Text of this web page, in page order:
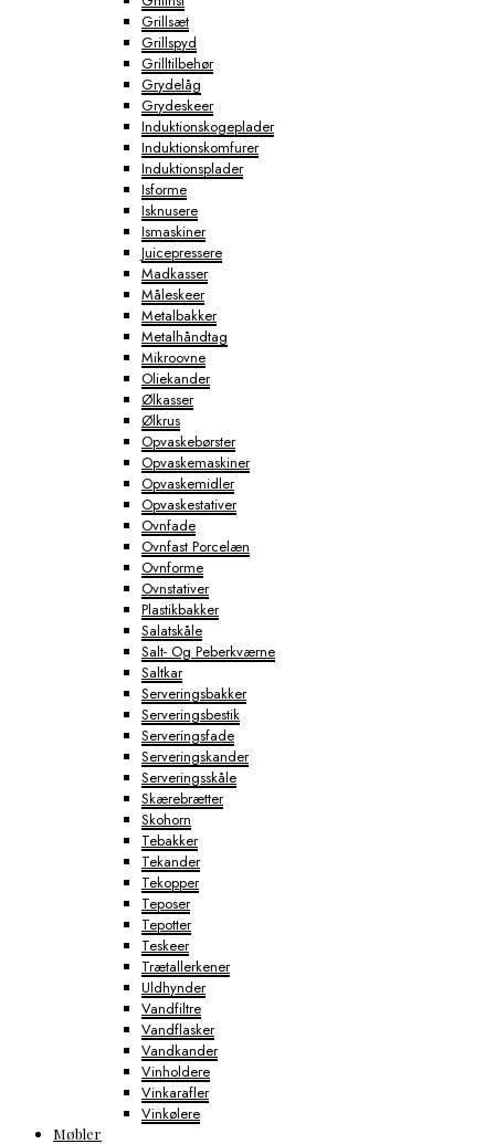
Grillsæt
Grillspyd
Grilltilbehør
Grydelåg
Grydeskeer
Induktionskogeplader
Induktionskomfurer
Induktionsplader
Isforme
Isknusere
Ismaskiner
Juicepressere
Madkasser
Måleskeer
Metalbakker
Metalhåndtag
Mikroovne
Oliekander
Ølkasser
Ølkrus
Opvaskebørster
Opvaskemaskiner
Opvaskemidler
Opvaskestativer
Ovnfade
Ovnfast Porcelæn
Ovnforme
Ovnstativer
Plastikbakker
Salatskåle
Salt- Og Peberkværne
Saltkar
Serveringsbakker
Serveringsbestik
Serveringsfade
Serveringskander
Serveringsskåle
Skærebrætter
Skohorn
Tebakker
Tekander
Tekopper
Teposer
Tepotter
Teskeer
Trætallerkener
Uldhynder
Vandfiltre
Vandflasker
Vandkander
Vinholdere
Vinkarafler
Vinkølere
Møbler